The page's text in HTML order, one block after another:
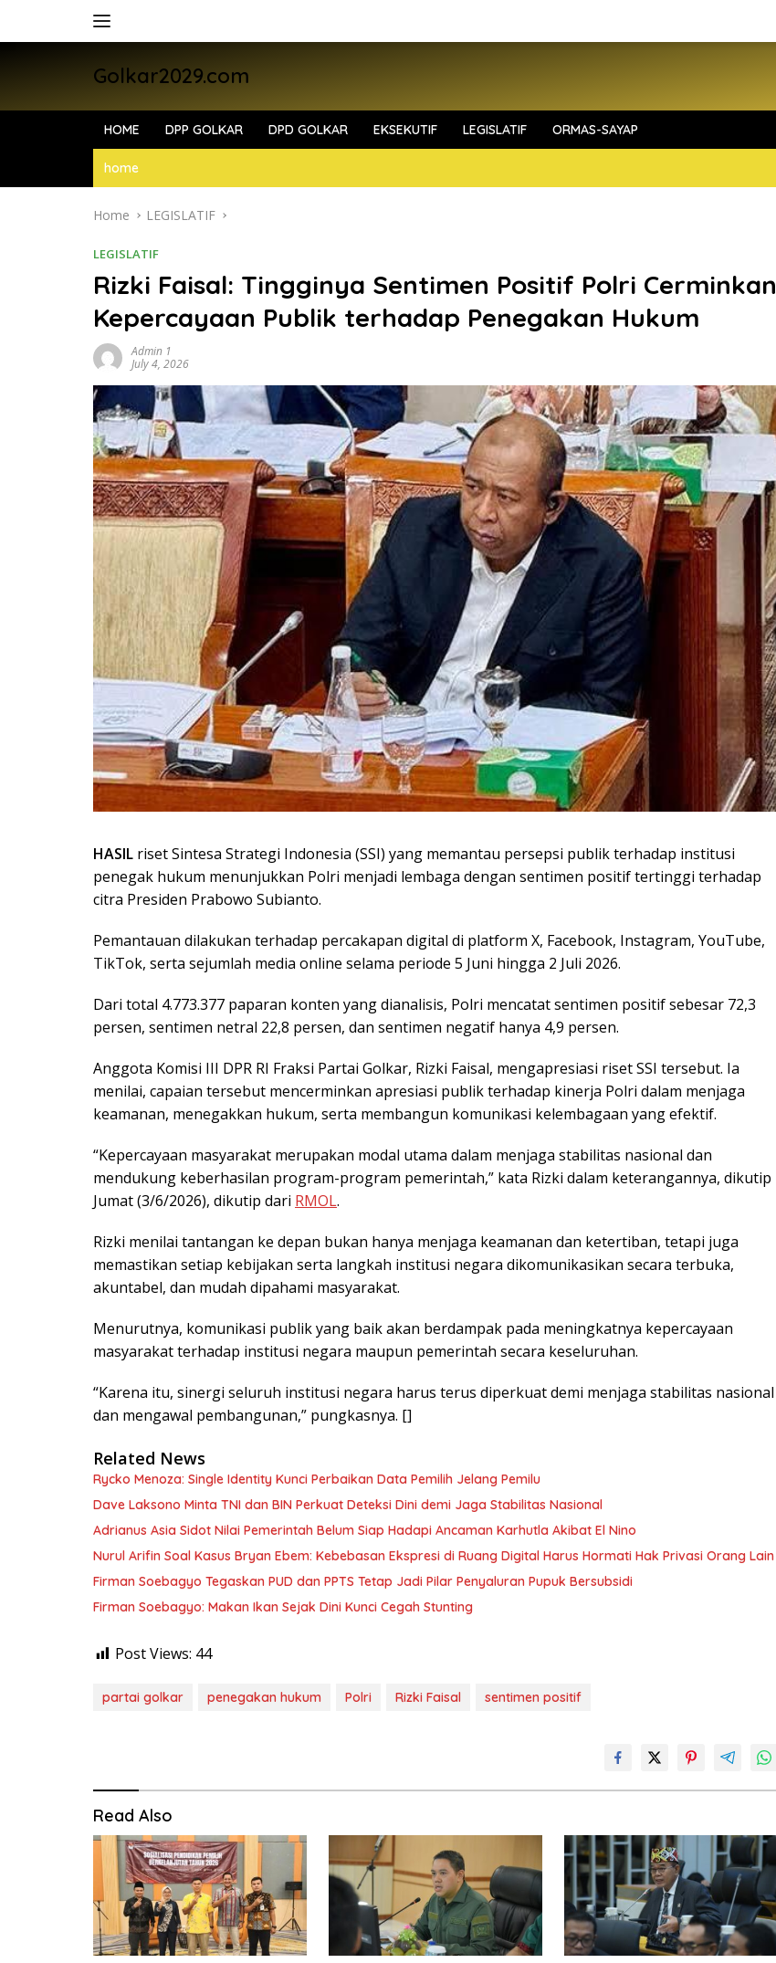
Golkar2029.com
HOME DPP GOLKAR DPD GOLKAR EKSEKUTIF LEGISLATIF ORMAS-SAYAP
home
Home LEGISLATIF
LEGISLATIF
Rizki Faisal: Tingginya Sentimen Positif Polri Cerminkan
Kepercayaan Publik terhadap Penegakan Hukum
Admin 1
July 4, 2026
HASIL riset Sintesa Strategi Indonesia (SSI) yang memantau persepsi publik terhadap institusi
penegak hukum menunjukkan Polri menjadi lembaga dengan sentimen positif tertinggi terhadap
citra Presiden Prabowo Subianto.
Pemantauan dilakukan terhadap percakapan digital di platform X, Facebook, Instagram, YouTube,
TikTok, serta sejumlah media online selama periode 5 Juni hingga 2 Juli 2026.
Dari total 4.773.377 paparan konten yang dianalisis, Polri mencatat sentimen positif sebesar 72,3
persen, sentimen netral 22,8 persen, dan sentimen negatif hanya 4,9 persen.
Anggota Komisi III DPR RI Fraksi Partai Golkar, Rizki Faisal, mengapresiasi riset SSI tersebut. Ia
menilai, capaian tersebut mencerminkan apresiasi publik terhadap kinerja Polri dalam menjaga
keamanan, menegakkan hukum, serta membangun komunikasi kelembagaan yang efektif.
“Kepercayaan masyarakat merupakan modal utama dalam menjaga stabilitas nasional dan
mendukung keberhasilan program-program pemerintah,” kata Rizki dalam keterangannya, dikutip
Jumat (3/6/2026), dikutip dari RMOL.
Rizki menilai tantangan ke depan bukan hanya menjaga keamanan dan ketertiban, tetapi juga
memastikan setiap kebijakan serta langkah institusi negara dikomunikasikan secara terbuka,
akuntabel, dan mudah dipahami masyarakat.
Menurutnya, komunikasi publik yang baik akan berdampak pada meningkatnya kepercayaan
masyarakat terhadap institusi negara maupun pemerintah secara keseluruhan.
“Karena itu, sinergi seluruh institusi negara harus terus diperkuat demi menjaga stabilitas nasional
dan mengawal pembangunan,” pungkasnya. []
Related News
Rycko Menoza: Single Identity Kunci Perbaikan Data Pemilih Jelang Pemilu
Dave Laksono Minta TNI dan BIN Perkuat Deteksi Dini demi Jaga Stabilitas Nasional
Adrianus Asia Sidot Nilai Pemerintah Belum Siap Hadapi Ancaman Karhutla Akibat El Nino
Nurul Arifin Soal Kasus Bryan Ebem: Kebebasan Ekspresi di Ruang Digital Harus Hormati Hak Privasi Orang Lain
Firman Soebagyo Tegaskan PUD dan PPTS Tetap Jadi Pilar Penyaluran Pupuk Bersubsidi
Firman Soebagyo: Makan Ikan Sejak Dini Kunci Cegah Stunting
Post Views: 44
partai golkar penegakan hukum Polri Rizki Faisal sentimen positif
Read Also